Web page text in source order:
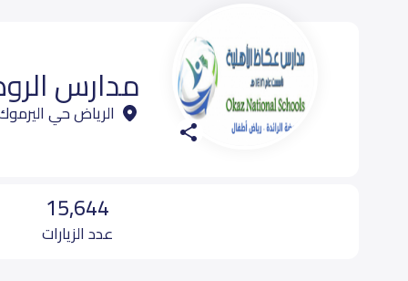
مدارس
الرياض حي
15,644
عدد الزيارات